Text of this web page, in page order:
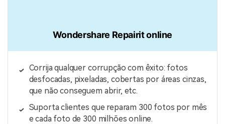
Wondershare Repairit online
Corrija qualquer corrupção com êxito: fotos
desfocadas, pixeladas, cobertas por áreas cinzas,
que não conseguem abrir, etc.
Suporta clientes que reparam 300 fotos por mês
e cada foto de 300 milhões online.